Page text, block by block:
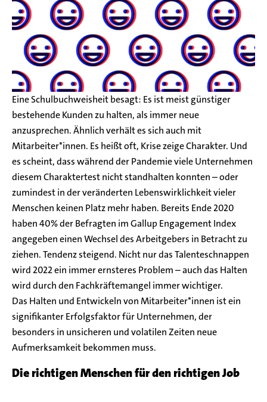
Eine Schulbuchweisheit besagt: Es ist meist günstiger
bestehende Kunden zu halten, als immer neue
anzusprechen. Ähnlich verhält es sich auch mit
Mitarbeiter*innen. Es heißt oft, Krise zeige Charakter. Und
es scheint, dass während der Pandemie viele Unternehmen
diesem Charaktertest nicht standhalten konnten – oder
zumindest in der veränderten Lebenswirklichkeit vieler
Menschen keinen Platz mehr haben. Bereits Ende 2020
haben 40% der Befragten im Gallup Engagement Index
angegeben einen Wechsel des Arbeitgebers in Betracht zu
ziehen. Tendenz steigend. Nicht nur das Talenteschnappen
wird 2022 ein immer ernsteres Problem – auch das Halten
wird durch den Fachkräftemangel immer wichtiger.
Das Halten und Entwickeln von Mitarbeiter*innen ist ein
signifikanter Erfolgsfaktor für Unternehmen, der
besonders in unsicheren und volatilen Zeiten neue
Aufmerksamkeit bekommen muss.
Die richtigen Menschen für den richtigen Job